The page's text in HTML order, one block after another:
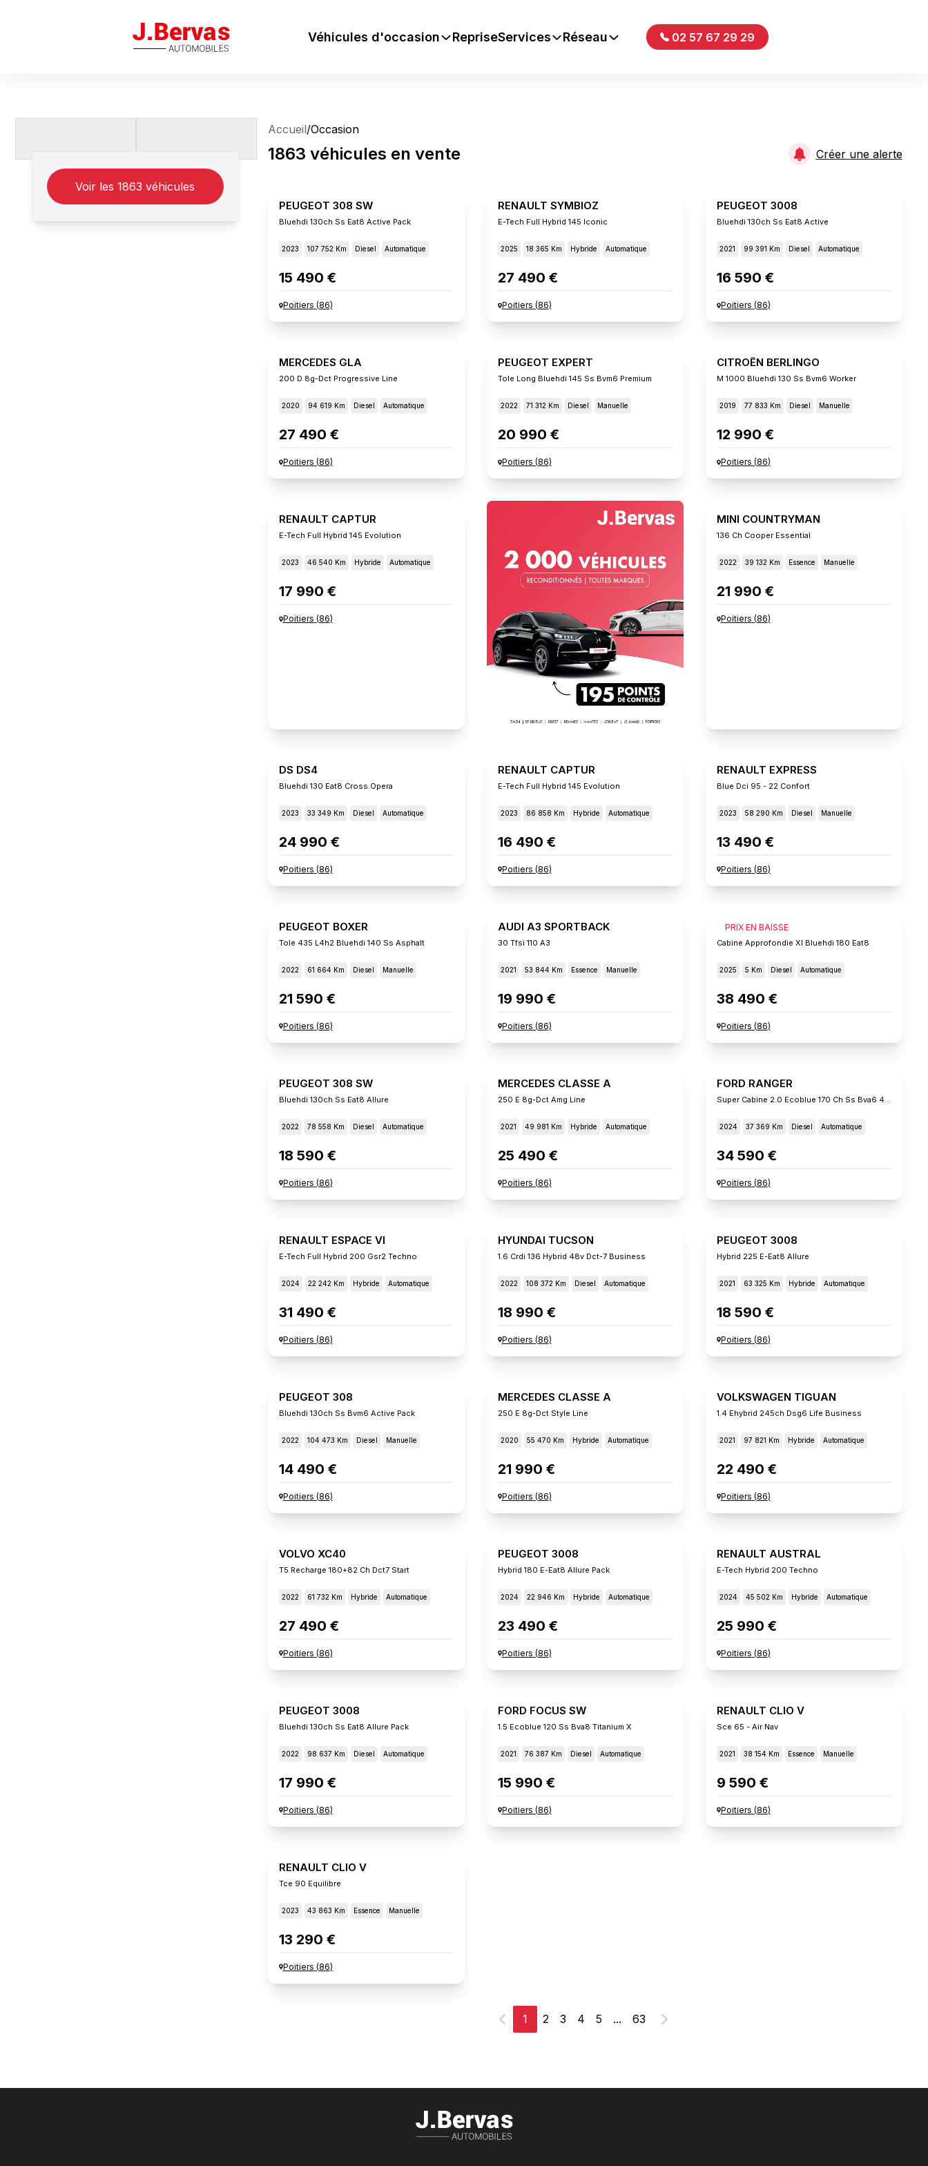
J.Bervas Véhicules d'occasion RepriseServices Réseau 02 57 67 29 29
Voir les 1863 véhicules
Accueil/Occasion
1863 véhicules en vente Créer une alerte
PEUGEOT 308 SW
Bluehdi 130ch Ss Eat8 Active Pack
2023 107 752 Km Diesel Automatique
15 490 €
Poitiers (86)
RENAULT SYMBIOZ
E-Tech Full Hybrid 145 Iconic
2025 18 365 Km Hybride Automatique
27 490 €
Poitiers (86)
PEUGEOT 3008
Bluehdi 130ch Ss Eat8 Active
2021 99 391 Km Diesel Automatique
16 590 €
Poitiers (86)
MERCEDES GLA
200 D 8g-Dct Progressive Line
2020 94 619 Km Diesel Automatique
27 490 €
Poitiers (86)
PEUGEOT EXPERT
Tole Long Bluehdi 145 Ss Bvm6 Premium
2022 71 312 Km Diesel Manuelle
20 990 €
Poitiers (86)
CITROËN BERLINGO
M 1000 Bluehdi 130 Ss Bvm6 Worker
2019 77 833 Km Diesel Manuelle
12 990 €
Poitiers (86)
RENAULT CAPTUR
E-Tech Full Hybrid 145 Evolution
2023 46 540 Km Hybride Automatique
17 990 €
Poitiers (86)
MINI COUNTRYMAN
136 Ch Cooper Essential
2022 39 132 Km Essence Manuelle
21 990 €
Poitiers (86)
DS DS4
Bluehdi 130 Eat8 Cross Opera
2023 33 349 Km Diesel Automatique
24 990 €
Poitiers (86)
RENAULT CAPTUR
E-Tech Full Hybrid 145 Evolution
2023 86 858 Km Hybride Automatique
16 490 €
Poitiers (86)
RENAULT EXPRESS
Blue Dci 95 - 22 Confort
2023 58 290 Km Diesel Manuelle
13 490 €
Poitiers (86)
PEUGEOT BOXER
Tole 435 L4h2 Bluehdi 140 Ss Asphalt
2022 61 664 Km Diesel Manuelle
21 590 €
Poitiers (86)
AUDI A3 SPORTBACK
30 Tfsi 110 A3
2021 53 844 Km Essence Manuelle
19 990 €
Poitiers (86)
PRIX EN BAISSE
FIAT SCUDO
Cabine Approfondie Xl Bluehdi 180 Eat8
2025 5 Km Diesel Automatique
38 490 €
Poitiers (86)
PEUGEOT 308 SW
Bluehdi 130ch Ss Eat8 Allure
2022 78 558 Km Diesel Automatique
18 590 €
Poitiers (86)
MERCEDES CLASSE A
250 E 8g-Dct Amg Line
2021 49 981 Km Hybride Automatique
25 490 €
Poitiers (86)
FORD RANGER
2024 37 369 Km Diesel Automatique
34 590 €
Poitiers (86)
RENAULT ESPACE VI
E-Tech Full Hybrid 200 Gsr2 Techno
2024 22 242 Km Hybride Automatique
31 490 €
Poitiers (86)
HYUNDAI TUCSON
1.6 Crdi 136 Hybrid 48v Dct-7 Business
2022 108 372 Km Diesel Automatique
18 990 €
Poitiers (86)
PEUGEOT 3008
Hybrid 225 E-Eat8 Allure
2021 63 325 Km Hybride Automatique
18 590 €
Poitiers (86)
PEUGEOT 308
Bluehdi 130ch Ss Bvm6 Active Pack
2022 104 473 Km Diesel Manuelle
14 490 €
Poitiers (86)
MERCEDES CLASSE A
250 E 8g-Dct Style Line
2020 55 470 Km Hybride Automatique
21 990 €
Poitiers (86)
VOLKSWAGEN TIGUAN
1.4 Ehybrid 245ch Dsg6 Life Business
2021 97 821 Km Hybride Automatique
22 490 €
Poitiers (86)
VOLVO XC40
T5 Recharge 180+82 Ch Dct7 Start
2022 61 732 Km Hybride Automatique
27 490 €
Poitiers (86)
PEUGEOT 3008
Hybrid 180 E-Eat8 Allure Pack
2024 22 946 Km Hybride Automatique
23 490 €
Poitiers (86)
RENAULT AUSTRAL
E-Tech Hybrid 200 Techno
2024 45 502 Km Hybride Automatique
25 990 €
Poitiers (86)
PEUGEOT 3008
Bluehdi 130ch Ss Eat8 Allure Pack
2022 98 637 Km Diesel Automatique
17 990 €
Poitiers (86)
FORD FOCUS SW
1.5 Ecoblue 120 Ss Bva8 Titanium X
2021 76 387 Km Diesel Automatique
15 990 €
Poitiers (86)
RENAULT CLIO V
Sce 65 - Air Nav
2021 38 154 Km Essence Manuelle
9 590 €
Poitiers (86)
RENAULT CLIO V
Tce 90 Equilibre
2023 43 863 Km Essence Manuelle
13 290 €
Poitiers (86)
Précédent
1 2 3 4 5 ... 63
Suivant